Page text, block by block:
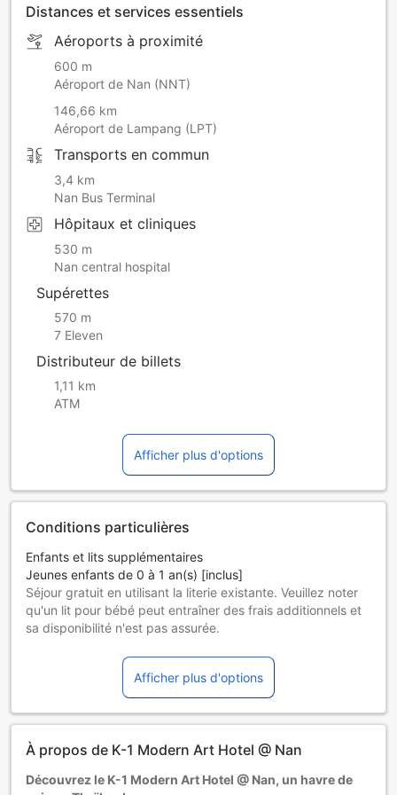
Distances et services essentiels
Aéroports à proximité
600 m
Aéroport de Nan (NNT)
146,66 km
Aéroport de Lampang (LPT)
Transports en commun
3,4 km
Nan Bus Terminal
Hôpitaux et cliniques
530 m
Nan central hospital
Supérettes
570 m
7 Eleven
Distributeur de billets
1,11 km
ATM
Afficher plus d'options
Conditions particulières
Enfants et lits supplémentaires
Jeunes enfants de 0 à 1 an(s) [inclus]
Séjour gratuit en utilisant la literie existante. Veuillez noter
qu'un lit pour bébé peut entraîner des frais additionnels et
sa disponibilité n'est pas assurée.
Séjour gratuit en utilisant la literie existante.
Les hôtes de 6 ans et plus sont considérés comme des
Les lits supplémentaires dépendent de la chambre que
capacité de chaque chambre.
peuvent s'appliquer si vous réservez plus de 5 chambres
Afficher plus d'options
À propos de K-1 Modern Art Hotel @ Nan
Découvrez le K-1 Modern Art Hotel @ Nan, un havre de